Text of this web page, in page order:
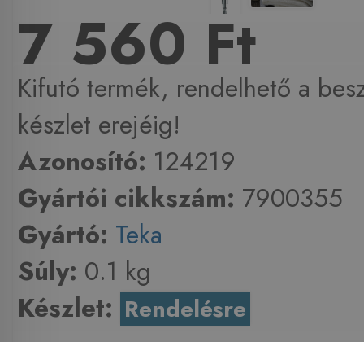
7 560 Ft
Kifutó termék, rendelhető a
készlet erejéig!
Azonosító: 124219
Gyártói cikkszám: 7900355
Gyártó: Teka
Súly: 0.1 kg
Készlet: Rendelésre